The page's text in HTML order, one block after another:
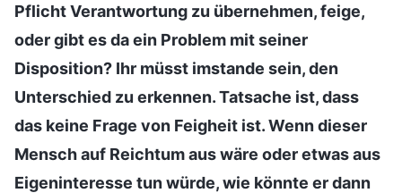
Pflicht Verantwortung zu übernehmen, feige,
oder gibt es da ein Problem mit seiner
Disposition? Ihr müsst imstande sein, den
Unterschied zu erkennen. Tatsache ist, dass
das keine Frage von Feigheit ist. Wenn dieser
Mensch auf Reichtum aus wäre oder etwas aus
Eigeninteresse tun würde, wie könnte er dann